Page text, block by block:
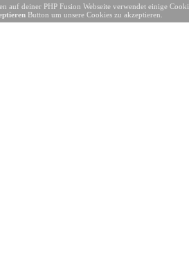
auf deiner PHP Fusion Webseite verwendet einige
Button um unsere Cookies zu akzeptieren.